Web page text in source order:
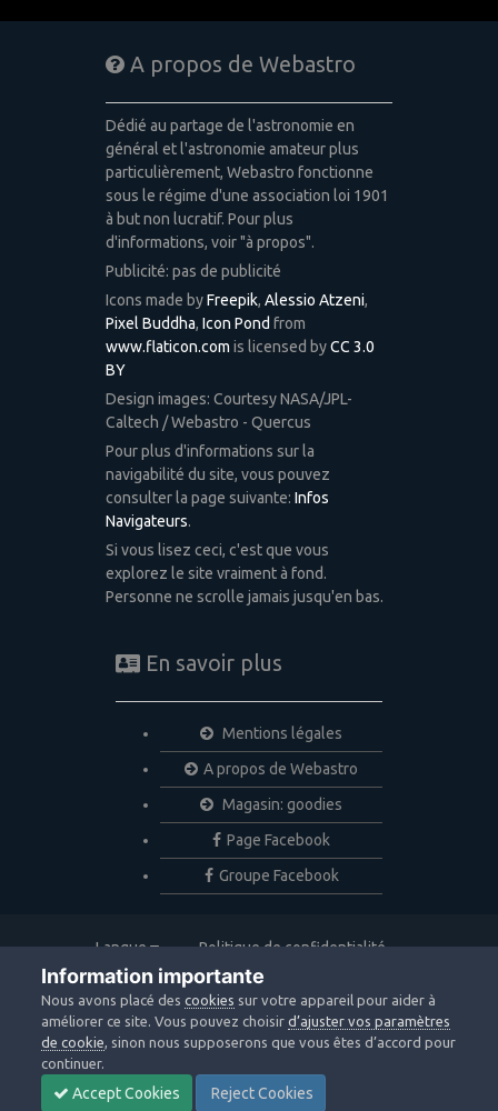
A propos de Webastro
Dédié au partage de l'astronomie en
général et l'astronomie amateur plus
particulièrement, Webastro fonctionne
sous le régime d'une association loi 1901
à but non lucratif. Pour plus
d'informations, voir "à propos".
Publicité: pas de publicité
Icons made byFreepik, Alessio Atzeni,
Pixel Buddha, Icon Pond from
www.flaticon.com is licensed byCC 3.0
BY
Design images: Courtesy NASA/JPL-
Caltech / Webastro - Quercus
Pour plus d'informations sur la
navigabilité du site, vous pouvez
consulter la page suivante: Infos
Navigateurs.
Si vous lisez ceci, c'est que vous
explorez le site vraiment à fond.
Personne ne scrolle jamais jusqu'en bas.
En savoir plus
Mentions légales
A propos de Webastro
Magasin: goodies
Page Facebook
Groupe Facebook
Langue
Politique de confidentialité
Nous contacter
Copyright © 2020 Webastro
Powered by Invision Community
Information importante
Nous avons placé descookies sur votre appareil pour aider à
améliorer ce site. Vous pouvez choisird’ajuster vos paramètres
de cookie, sinon nous supposerons que vous êtes d’accord pour
continuer.
Accept Cookies Reject Cookies